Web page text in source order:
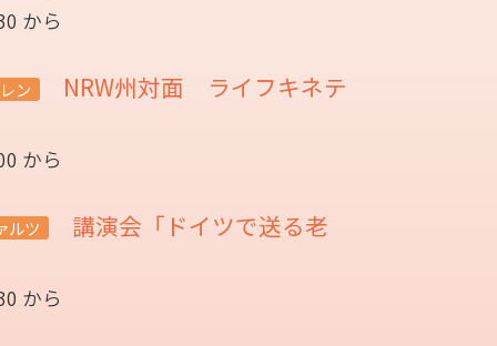
から
ン NRW州対面 ライフキネテ
から
ルツ
講演会「ドイツで送る老
から